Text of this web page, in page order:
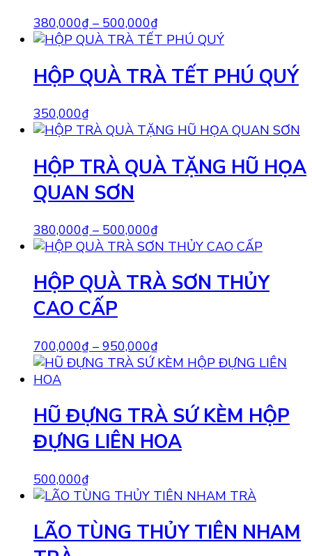
380,000₫ – 500,000₫
HỘP QUÀ TRÀ TẾT PHÚ QUÝ
350,000₫
HỘP TRÀ QUÀ TẶNG HŨ HỌA
QUAN SƠN
380,000₫ – 500,000₫
HỘP QUÀ TRÀ SƠN THỦY
CAO CẤP
700,000₫ – 950,000₫
HŨ ĐỰNG TRÀ SỨ KÈM HỘP
ĐỰNG LIÊN HOA
500,000₫
LÃO TÙNG THỦY TIÊN NHAM